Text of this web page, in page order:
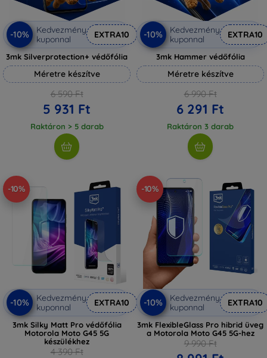
-10%
Kedvezmény
kuponnal
EXTRA10
3mk Silverprotection+ védőfólia
Méretre készítve
6 590 Ft
5 931 Ft
Raktáron > 5 darab
-10%
Kedvezmény
kuponnal
EXTRA10
3mk Hammer védőfólia
Méretre készítve
6 990 Ft
6 291 Ft
Raktáron 3 darab
-10%
-10%
Kedvezmény
kuponnal
EXTRA10
3mk Silky Matt Pro védőfólia
Motorola Moto G45 5G
készülékhez
4 390 Ft
-10%
-10%
Kedvezmény
kuponnal
EXTRA10
3mk FlexibleGlass Pro hibrid üveg
a Motorola Moto G45 5G-hez
9 990 Ft